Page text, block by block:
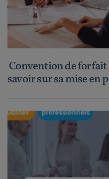
Convention de
savoir sur sa mise en